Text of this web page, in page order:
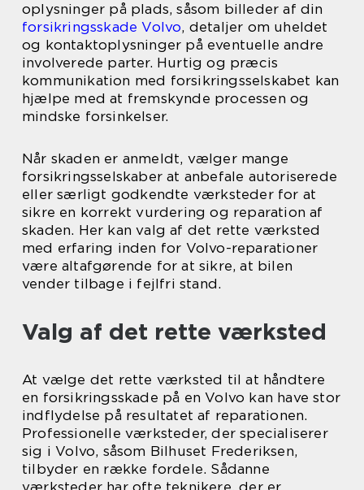
oplysninger på plads, såsom billeder af din
forsikringsskade Volvo, detaljer om uheldet
og kontaktoplysninger på eventuelle andre
involverede parter. Hurtig og præcis
kommunikation med forsikringsselskabet kan
hjælpe med at fremskynde processen og
mindske forsinkelser.
Når skaden er anmeldt, vælger mange
forsikringsselskaber at anbefale autoriserede
eller særligt godkendte værksteder for at
sikre en korrekt vurdering og reparation af
skaden. Her kan valg af det rette værksted
med erfaring inden for Volvo-reparationer
være altafgørende for at sikre, at bilen
vender tilbage i fejlfri stand.
Valg af det rette værksted
At vælge det rette værksted til at håndtere
en forsikringsskade på en Volvo kan have stor
indflydelse på resultatet af reparationen.
Professionelle værksteder, der specialiserer
sig i Volvo, såsom Bilhuset Frederiksen,
tilbyder en række fordele. Sådanne
værksteder har ofte teknikere, der er